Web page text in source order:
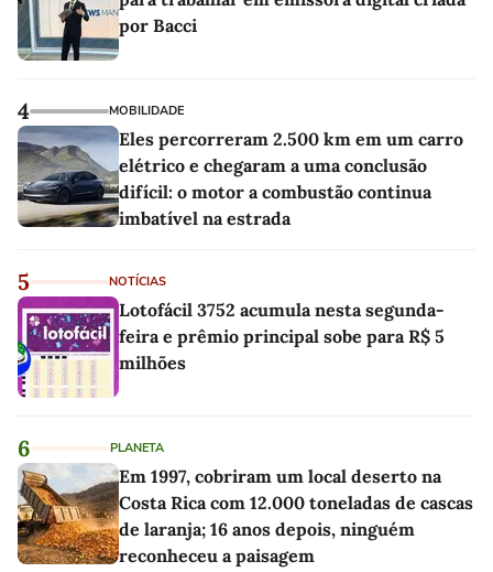
por Bacci
4 MOBILIDADE
Eles percorreram 2.500 km em um carro
elétrico e chegaram a uma conclusão
difícil: o motor a combustão continua
imbatível na estrada
5 NOTÍCIAS
Lotofácil 3752 acumula nesta segunda-
feira e prêmio principal sobe para R$ 5
milhões
6 PLANETA
Em 1997, cobriram um local deserto na
Costa Rica com 12.000 toneladas de cascas
de laranja; 16 anos depois, ninguém
reconheceu a paisagem